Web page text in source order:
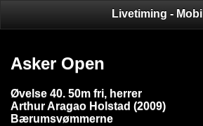
Livetiming - Mobil
Asker Open
Øvelse 40. 50m fri, herrer
Arthur Aragao Holstad (2009)
Bærumsvømmerne